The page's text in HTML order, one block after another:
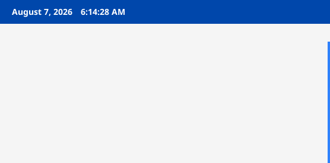
SkipAugust 7, 2026 6:14:29 AM